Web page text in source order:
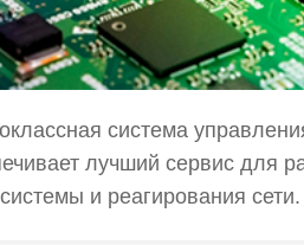
система
лучший сервис для
системы и реагирования сети.